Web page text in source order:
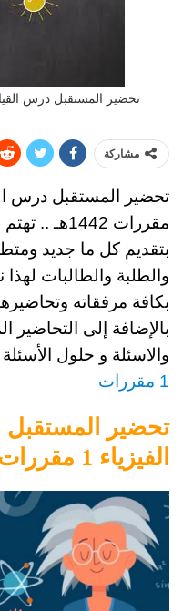
تحضير المستقبل درس القياس مادة
مشاركة
تحضير المستقبل درس
مقررات 1442هـ ..
بتقديم كل ما جديد
والطلبة والطالبات
بكافة مرفقاته
بالإضافة إلى التحاضير
والاسئلة و حلول الأسئلة
1 مقررات
تحضير
الفيزياء 1 مقررات 1442هـ